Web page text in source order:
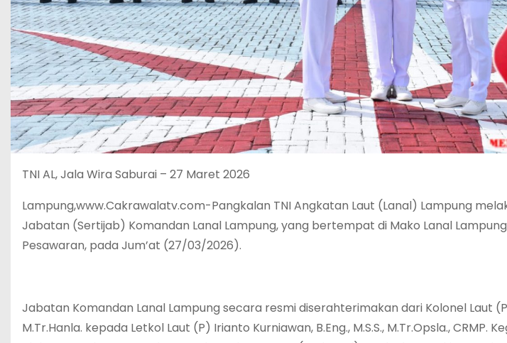
TNI AL, Jala Wira Saburai – 27 Maret 2026
Lampung,www.Cakrawalatv.com-Pangkalan TNI Angkatan Laut (Lanal) Lampung
Jabatan (Sertijab) Komandan Lanal Lampung, yang bertempat di Mako Lanal
Pesawaran, pada Jum’at (27/03/2026).
Jabatan Komandan Lanal Lampung secara resmi diserahterimakan dari Kolonel Laut
M.Tr.Hanla. kepada Letkol Laut (P) Irianto Kurniawan, B.Eng., M.S.S., M.Tr.Opsla., CRMP.